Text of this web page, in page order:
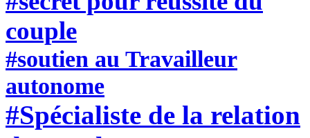
couple
#soutien au Travailleur
autonome
#Spécialiste de la relation